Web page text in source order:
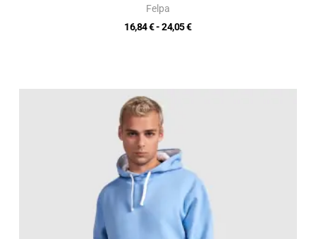
Felpa
16,84€- 24,05€
a
20,12 €